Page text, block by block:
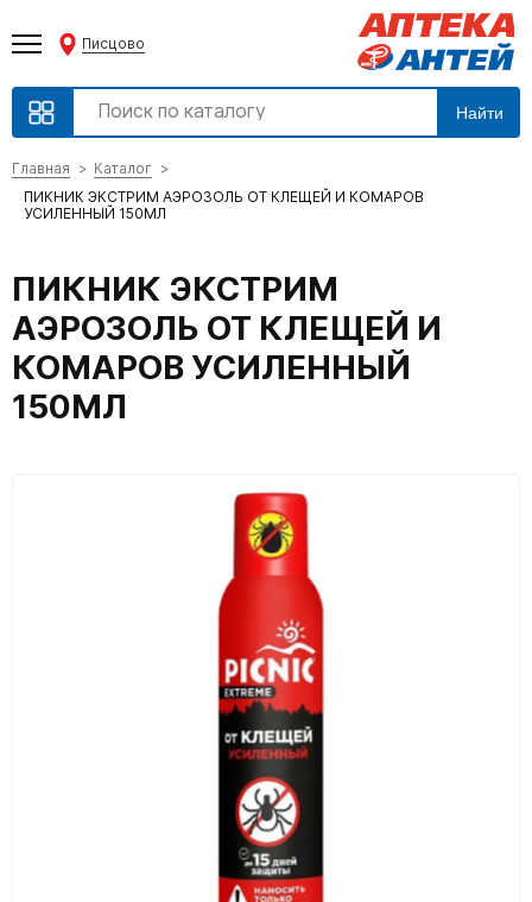
Писцово
Найти
Главная
Каталог
ПИКНИК ЭКСТРИМ АЭРОЗОЛЬ ОТ КЛЕЩЕЙ И КОМАРОВ
УСИЛЕННЫЙ 150МЛ
ПИКНИК ЭКСТРИМ
АЭРОЗОЛЬ ОТ КЛЕЩЕЙ И
КОМАРОВ УСИЛЕННЫЙ
150МЛ